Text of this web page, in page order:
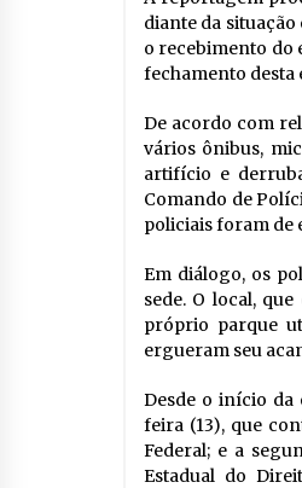
diante da
o recebimento do
fechamento desta
De acordo com
vários ônibus,
artifício e
Comando de
policiais foram de
Em diálogo, os
sede. O local,
próprio parque
ergueram seu
Desde o início da
feira (13), que
Federal; e a
Estadual do